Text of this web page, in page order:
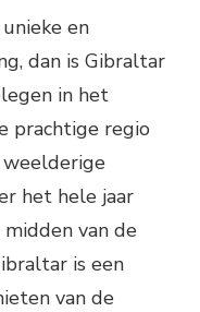
en
dan is Gibraltar
in het
prachtige regio
weelderige
het hele jaar
van de
is een
van de